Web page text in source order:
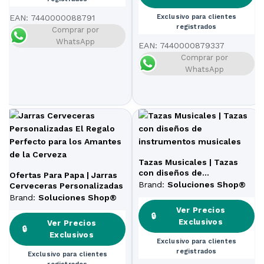
EAN: 7440000088791
Comprar por
WhatsApp
Exclusivo para clientes
registrados
EAN: 7440000879337
Comprar por
WhatsApp
Ofertas Para Papa | Jarras
Cerveceras Personalizadas
Brand: Soluciones Shop®
🔒
Ver Precios
Exclusivos
Exclusivo para clientes
Tazas Musicales | Tazas
con diseños de
instrumentos musicales
Brand: Soluciones Shop®
🔒
Ver Precios
Exclusivos
Exclusivo para clientes
registrados